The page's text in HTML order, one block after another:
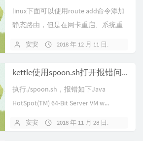
linux下面可以使用route add命令添加
静态路由，但是在网卡重启、系统重
安安 2018 年 12 月 11 日
kettle使用spoon.sh打开报错问题解决
执行./spoon.sh，报错如下Java
HotSpot(TM) 64-Bit Server VM w...
安安 2018 年 11 月 28 日